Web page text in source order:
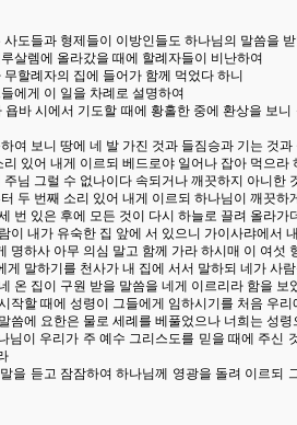
사도들과 형제들이 이방인들도 하나님의 말씀을
살렘에 올라갔을 때에 할례자들이 비난하여
할례자의 집에 들어가 함께 먹었다 하니
에게 이 일을 차례로 설명하여
욥바 시에서 기도할 때에 황홀한 중에 환상을 보
여 보니 땅에 네 발 가진 것과 들짐승과 기는 것
리 있어 내게 이르되 베드로야 일어나 잡아 먹으라
주님 그럴 수 없나이다 속되거나 깨끗하지 아니한
두 번째 소리 있어 내게 이르되 하나님이 깨끗
번 있은 후에 모든 것이 다시 하늘로 끌려 올라가
이 내가 유숙한 집 앞에 서 있으니 가이사랴에서
명하사 아무 의심 말고 함께 가라 하시매 이 여섯
게 말하기를 천사가 내 집에 서서 말하되 네가 사
온 집이 구원 받을 말씀을 네게 이르리라 함을 보
작할 때에 성령이 그들에게 임하시기를 처음 우
씀에 요한은 물로 세례를 베풀었으나 너희는 성
님이 우리가 주 예수 그리스도를 믿을 때에 주신
을 듣고 잠잠하여 하나님께 영광을 돌려 이르되